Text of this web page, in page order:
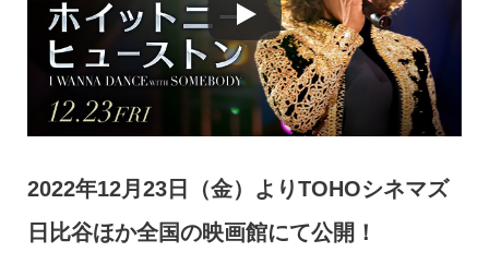
2022年12月23日（金）よりTOHOシネマズ
日比谷ほか全国の映画館にて公開！